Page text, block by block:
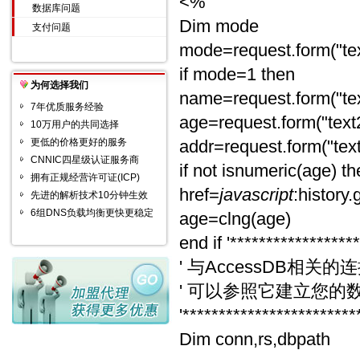
数据库问题
支付问题
为何选择我们
7年优质服务经验
10万用户的共同选择
更低的价格更好的服务
CNNIC四星级认证服务商
拥有正规经营许可证(ICP)
先进的解析技术10分钟生效
6组DNS负载均衡更快更稳定
Dim mode
if mode=1 then
if not isnumeric(age)
href=javascript
age=clng(age)
end if
' 与AccessDB相关的
' 可以参照它建立您的
Dim conn,rs,dbpath